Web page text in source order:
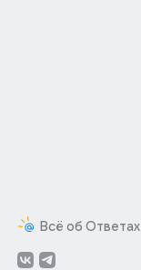
Всё об Ответах